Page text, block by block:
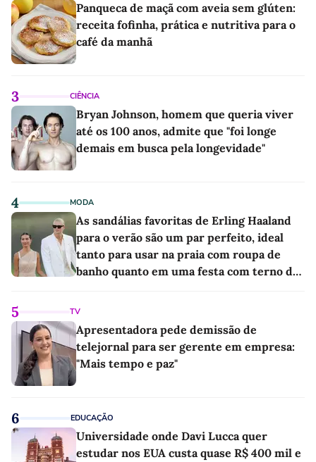
Panqueca de maçã com aveia sem glúten:
receita fofinha, prática e nutritiva para o
café da manhã
3 CIÊNCIA
Bryan Johnson, homem que queria viver
até os 100 anos, admite que "foi longe
demais em busca pela longevidade"
4 MODA
As sandálias favoritas de Erling Haaland
para o verão são um par perfeito, ideal
tanto para usar na praia com roupa de
banho quanto em uma festa com terno de
5 TV
Apresentadora pede demissão de
telejornal para ser gerente em empresa:
"Mais tempo e paz"
6 EDUCAÇÃO
Universidade onde Davi Lucca quer
estudar nos EUA custa quase R$ 400 mil e